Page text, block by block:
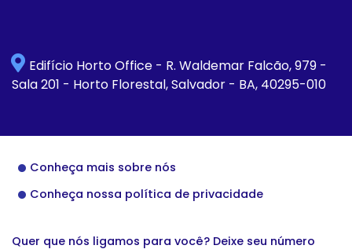
Edifício Horto Office - R. Waldemar Falcão, 979 -
Sala 201 - Horto Florestal, Salvador - BA, 40295-010
Conheça mais sobre nós
Conheça nossa política de privacidade
Quer que nós ligamos para você? Deixe seu número